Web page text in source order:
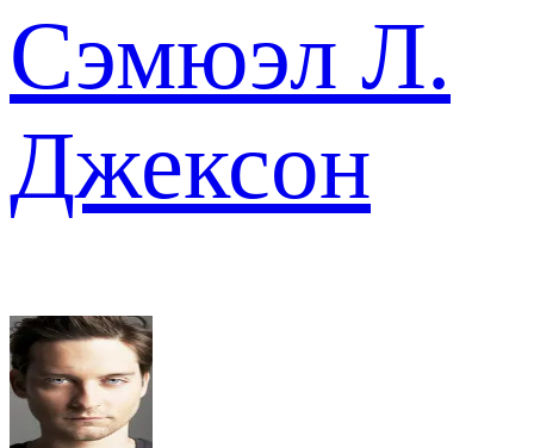
Сэмюэл Л.
Джексон